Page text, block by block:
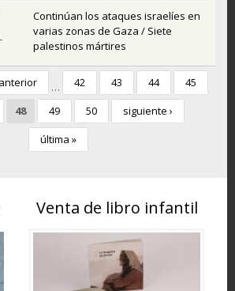
Continúan los ataques israelíes en
varias zonas de Gaza / Siete
palestinos mártires
… 42 43 44
45
48 49 50
siguiente ›
última »
Venta de libro infantil